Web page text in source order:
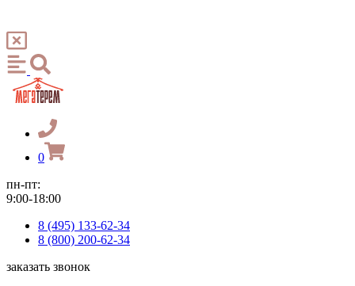
0
пн-пт:
9:00-18:00
8 (495) 133-62-34
8 (800) 200-62-34
заказать звонок